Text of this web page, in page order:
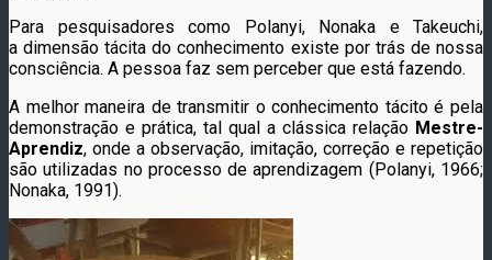
Para pesquisadores como Polanyi, Nonaka e Takeuchi,
a dimensão tácita do conhecimento existe por trás de nossa
consciência. A pessoa faz sem perceber que está fazendo.
A melhor maneira de transmitir o conhecimento tácito é pela
demonstração e prática, tal qual a clássica relação Mestre-
Aprendiz, onde a observação, imitação, correção e repetição
são utilizadas no processo de aprendizagem (Polanyi, 1966;
Nonaka, 1991).